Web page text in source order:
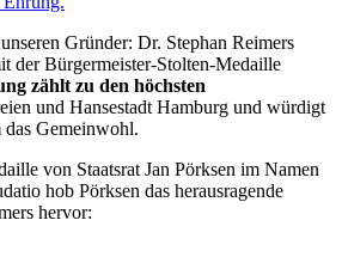
Gründer: Dr. Stephan Reimers
der Bürgermeister-Stolten-Medaille
zählt zu den höchsten
und Hansestadt Hamburg und würdigt
das Gemeinwohl.
von Staatsrat Jan Pörksen im Namen
hob Pörksen das herausragende
hervor: